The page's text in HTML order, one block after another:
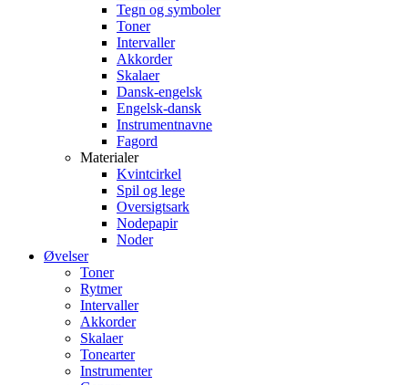
Tegn og symboler
Toner
Intervaller
Akkorder
Skalaer
Dansk-engelsk
Engelsk-dansk
Instrumentnavne
Fagord
Materialer
Kvintcirkel
Spil og lege
Oversigtsark
Nodepapir
Noder
Øvelser
Toner
Rytmer
Intervaller
Akkorder
Skalaer
Tonearter
Instrumenter